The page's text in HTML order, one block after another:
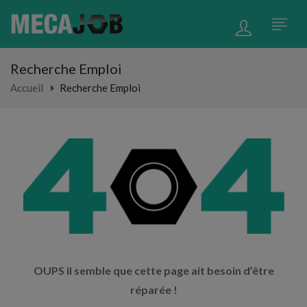
Recherche Emploi
Accueil Recherche Emploi
OUPS il semble que cette page ait besoin d’être
réparée !